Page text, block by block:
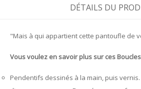
DÉTAILS DU
"Mais à qui appartient cette pantoufle de
Vous voulez en savoir plus sur ces
Pendentifs dessinés à la main, puis